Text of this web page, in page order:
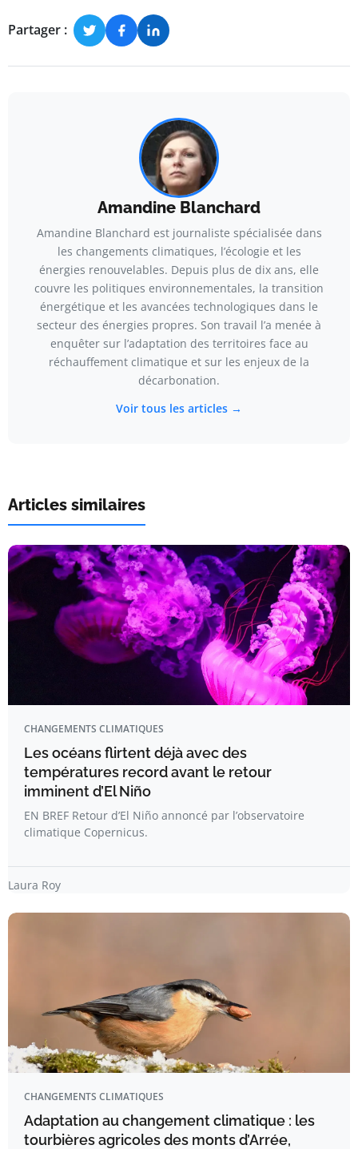
Partager :
Amandine Blanchard
Amandine Blanchard est journaliste spécialisée dans
les changements climatiques, l’écologie et les
énergies renouvelables. Depuis plus de dix ans, elle
couvre les politiques environnementales, la transition
énergétique et les avancées technologiques dans le
secteur des énergies propres. Son travail l’a menée à
enquêter sur l’adaptation des territoires face au
réchauffement climatique et sur les enjeux de la
décarbonation.
Voir tous les articles →
Articles similaires
CHANGEMENTS CLIMATIQUES
Les océans flirtent déjà avec des
températures record avant le retour
imminent d’El Niño
EN BREF Retour d’El Niño annoncé par l’observatoire
climatique Copernicus.
Laura Roy
CHANGEMENTS CLIMATIQUES
Adaptation au changement climatique : les
tourbières agricoles des monts d’Arrée,